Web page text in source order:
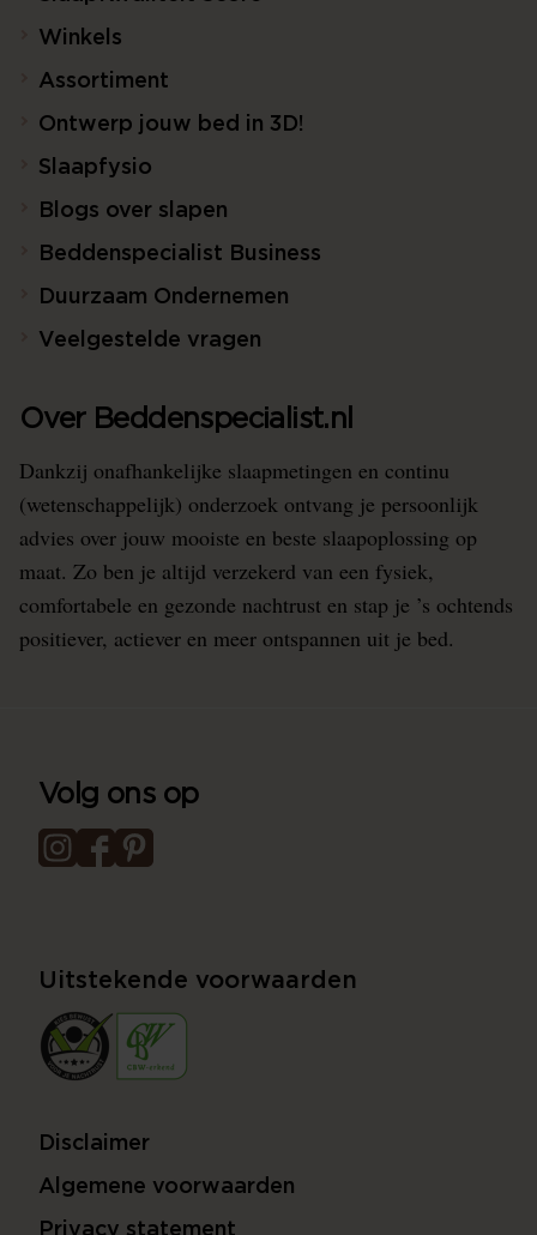
Winkels
Assortiment
Ontwerp jouw bed in 3D!
Slaapfysio
Blogs over slapen
Beddenspecialist Business
Duurzaam Ondernemen
Veelgestelde vragen
Over Beddenspecialist.nl
Dankzij onafhankelijke slaapmetingen en continu
(wetenschappelijk) onderzoek ontvang je persoonlijk
advies over jouw mooiste en beste slaapoplossing op
maat. Zo ben je altijd verzekerd van een fysiek,
comfortabele en gezonde nachtrust en stap je ’s ochtends
positiever, actiever en meer ontspannen uit je bed.
Volg ons op
Uitstekende voorwaarden
Disclaimer
Algemene voorwaarden
Privacy statement